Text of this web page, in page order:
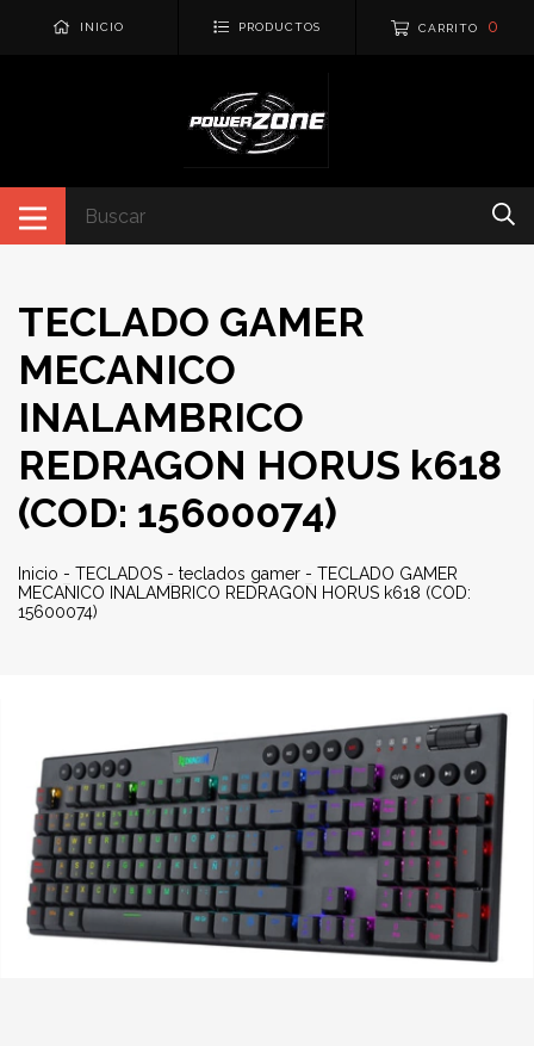
INICIO PRODUCTOS CARRITO 0
TECLADO GAMER
MECANICO
INALAMBRICO
REDRAGON HORUS k618
(COD: 15600074)
Inicio - TECLADOS - teclados gamer - TECLADO GAMER
MECANICO INALAMBRICO REDRAGON HORUS k618 (COD:
15600074)